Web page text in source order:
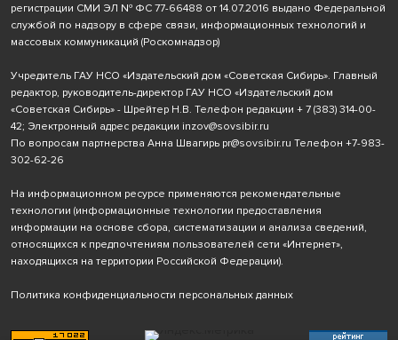
регистрации СМИ ЭЛ № ФС 77-66488 от 14.07.2016 выдано Федеральной
службой по надзору в сфере связи, информационных технологий и
массовых коммуникаций (Роскомнадзор)
Учредитель ГАУ НСО «Издательский дом «Советская Сибирь». Главный
редактор, руководитель-директор ГАУ НСО «Издательский дом
«Советская Сибирь» - Шрейтер Н.В. Телефон редакции + 7 (383) 314-00-
42; Электронный адрес редакции inzov@sovsibir.ru
По вопросам партнерства Анна Швагирь pr@sovsibir.ru Телефон +7-983-
302-62-26
На информационном ресурсе применяются рекомендательные
технологии (информационные технологии предоставления
информации на основе сбора, систематизации и анализа сведений,
относящихся к предпочтениям пользователей сети «Интернет»,
находящихся на территории Российской Федерации).
Политика конфиденциальности персональных данных